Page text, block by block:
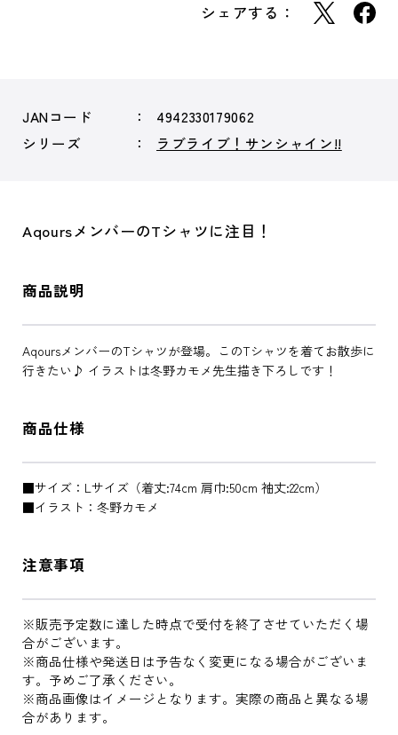
シェアする：
JANコード
4942330179062
シリーズ
ラブライブ！サンシャイン!!
AqoursメンバーのTシャツに注目！
商品説明
AqoursメンバーのTシャツが登場。このTシャツを着てお散歩に
行きたい♪ イラストは冬野カモメ先生描き下ろしです！
商品仕様
■サイズ：Lサイズ（着丈:74cm 肩巾:50cm 袖丈:22cm）
■イラスト：冬野カモメ
注意事項
※販売予定数に達した時点で受付を終了させていただく場
合がございます。
※商品仕様や発送日は予告なく変更になる場合がございま
す。予めご了承ください。
※商品画像はイメージとなります。実際の商品と異なる場
合があります。